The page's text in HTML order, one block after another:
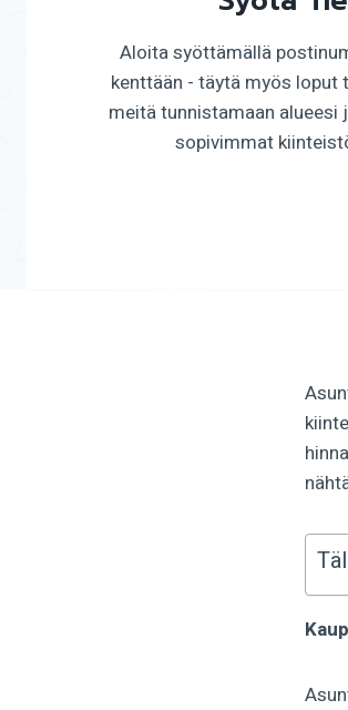
Aloita syöttämällä
kenttään - täytä myös loput
meitä tunnistamaan alueesi
sopivimmat